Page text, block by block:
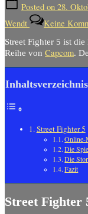
Posted on 28.
Wendt
Keine
Street Fighter 5 ist
Reihe von Capcom.
Inhaltsverzeichnis
Street Fighter 5
Online-
Die
Die
Fazit
Street Fighter